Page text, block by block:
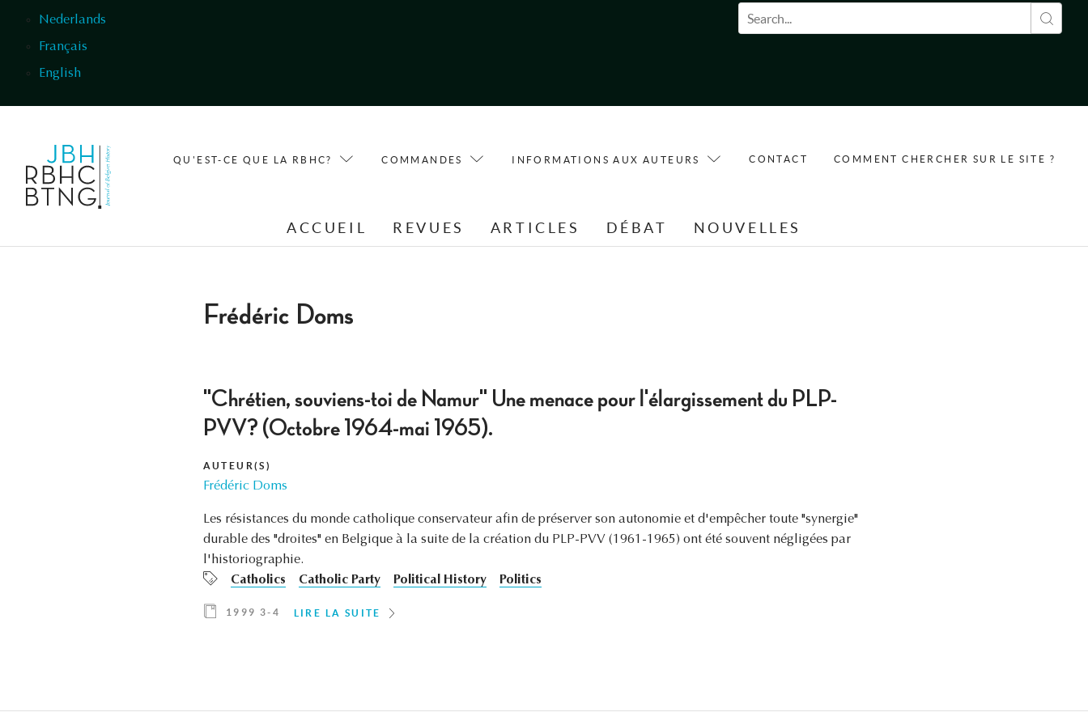
Nederlands
Français
English
Formulaire de recherche
QU'EST-CE QUE LA RBHC? COMMANDES INFORMATIONS AUX AUTEURS CONTACT COMMENT CHERCHER SUR LE SITE ?
ACCUEIL REVUES ARTICLES DÉBAT NOUVELLES
Frédéric Doms
"Chrétien, souviens-toi de Namur" Une menace pour l'élargissement du PLP-
PVV? (Octobre 1964-mai 1965).
AUTEUR(S)
Frédéric Doms
Les résistances du monde catholique conservateur afin de préserver son autonomie et d'empêcher toute "synergie"
durable des "droites" en Belgique à la suite de la création du PLP-PVV (1961-1965) ont été souvent négligées par
l'historiographie.
Catholics
Catholic Party Political History Politics
1999 3-4 LIRE LA SUITE